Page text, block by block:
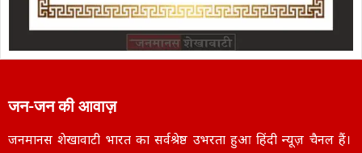
जन-जन की आवाज़
जनमानस शेखावाटी भारत का सर्वश्रेष्ठ उभरता हुआ हिंदी न्यूज़ चैनल हैं।